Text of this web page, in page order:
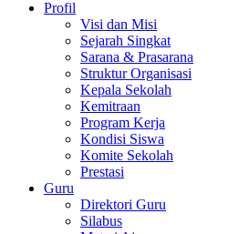
Profil
Visi dan Misi
Sejarah Singkat
Sarana & Prasarana
Struktur Organisasi
Kepala Sekolah
Kemitraan
Program Kerja
Kondisi Siswa
Komite Sekolah
Prestasi
Guru
Direktori Guru
Silabus